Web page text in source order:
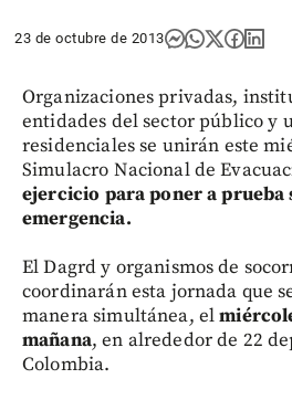
23 de octubre de 2013
Organizaciones privadas,
entidades del sector público y
residenciales se unirán este
Simulacro Nacional de
ejercicio para poner a prueba
emergencia.
El Dagrd y organismos de
coordinarán esta jornada que
manera simultánea, el
mañana, en alrededor de 22
Colombia.